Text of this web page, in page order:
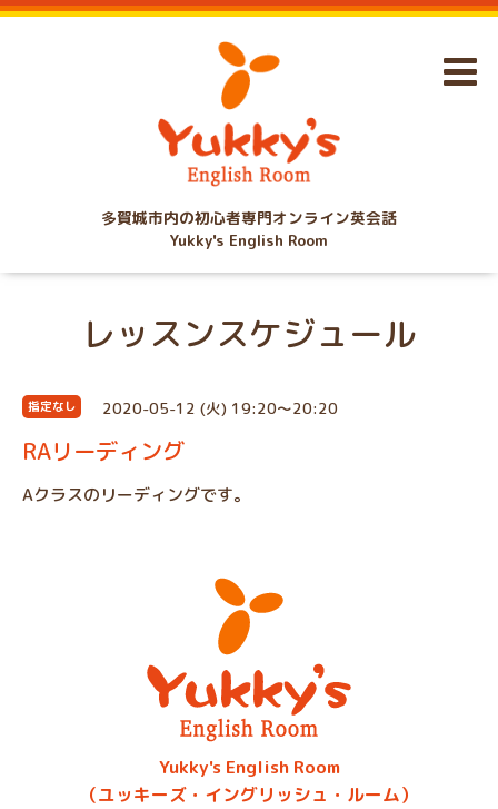
多賀城市内の初心者専門オンライン英会話
Yukky's English Room
レッスンスケジュール
指定なし 2020-05-12 (火) 19:20～20:20
RAリーディング
Aクラスのリーディングです。
Yukky's English Room
（ユッキーズ・イングリッシュ・ルーム）